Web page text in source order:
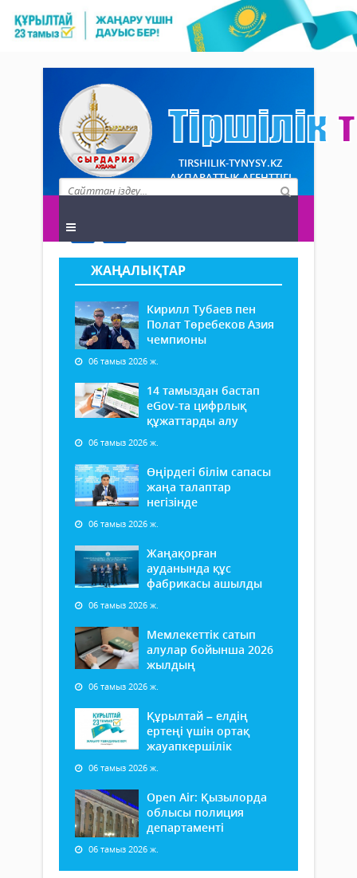
TIRSHILIK-TYNYSY.KZ
АҚПАРАТТЫҚ АГЕНТТІГІ
ЖАҢАЛЫҚТАР
Кирилл Тубаев пен
Полат Төребеков Азия
чемпионы
06 тамыз 2026 ж.
14 тамыздан бастап
еGov-та цифрлық
құжаттарды алу
06 тамыз 2026 ж.
Өңірдегі білім сапасы
жаңа талаптар
негізінде
06 тамыз 2026 ж.
Жаңақорған
ауданында құс
фабрикасы ашылды
06 тамыз 2026 ж.
Мемлекеттік сатып
алулар бойынша 2026
жылдың
06 тамыз 2026 ж.
Құрылтай – елдің
ертеңі үшін ортақ
жауапкершілік
06 тамыз 2026 ж.
Open Air: Қызылорда
облысы полиция
департаменті
06 тамыз 2026 ж.